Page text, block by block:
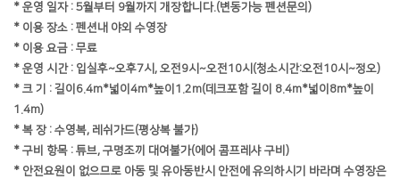
* 운영 일자 : 5월부터 9월까지 개장합니다.(변동가능 펜션문의)
* 이용 장소 : 펜션내 야외 수영장
* 이용 요금 : 무료
* 운영 시간 : 입실후~오후7시, 오전9시~오전10시(청소시간:오전10시~정오)
* 크 기 : 길이6.4m*넓이4m*높이1.2m(데크포함 길이 8.4m*넓이8m*높이
1.4m)
* 복 장 : 수영복, 레쉬가드(평상복 불가)
* 구비 항목 : 튜브, 구명조끼 대여불가(에어 콤프레샤 구비)
* 안전요원이 없으므로 아동 및 유아동반시 안전에 유의하시기 바라며 수영장은